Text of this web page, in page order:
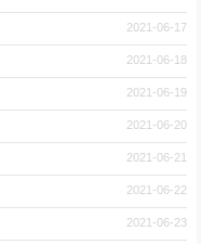
2021-06-17
2021-06-18
2021-06-19
2021-06-20
2021-06-21
2021-06-22
2021-06-23